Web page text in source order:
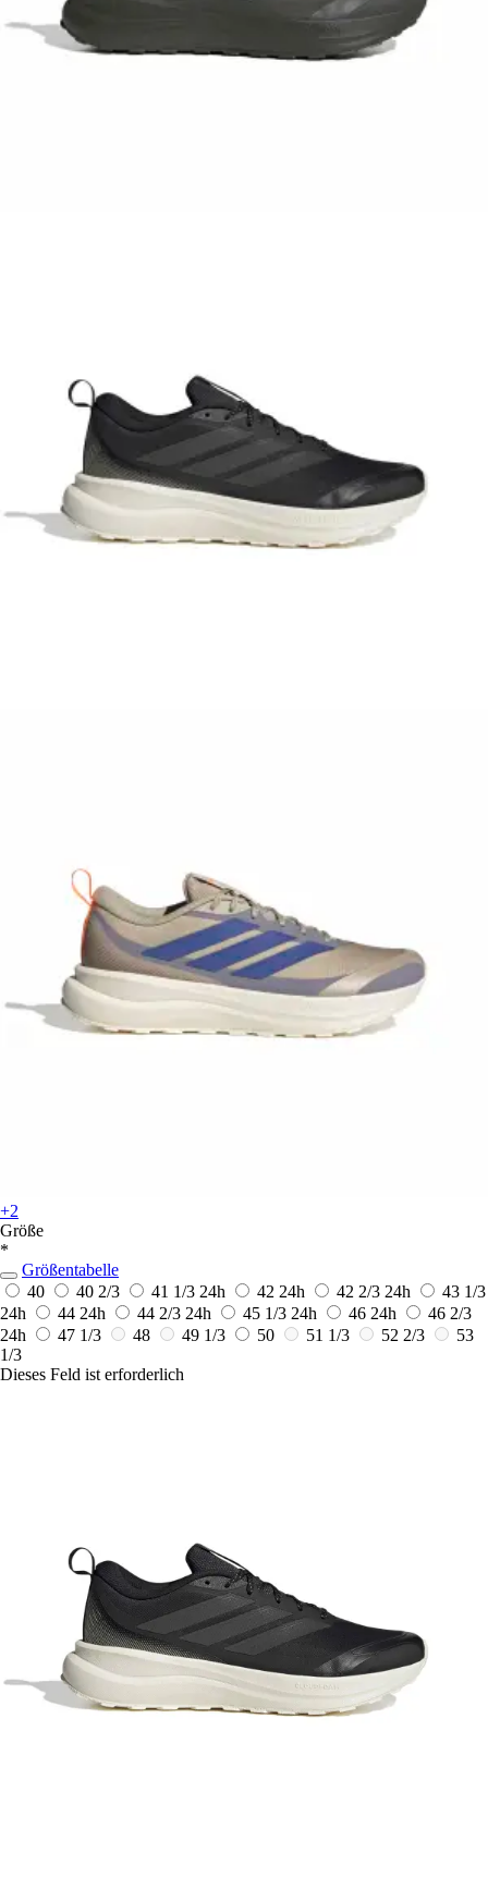
+2
Größe
*
Größentabelle
40
40 2/3 41 1/3 24h 42 24h 42 2/3 24h
43 1/3
24h
44 24h 44 2/3 24h 45 1/3 24h 46 24h
46 2/3
24h
47 1/3 48 49 1/3 50 51 1/3 52 2/3
53
1/3
Dieses Feld ist erforderlich